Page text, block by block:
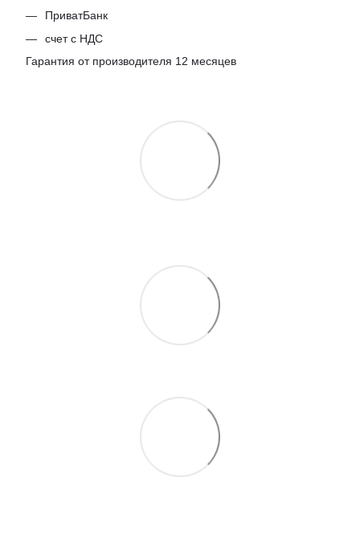
ПриватБанк
счет с НДС
Гарантия от производителя 12 месяцев